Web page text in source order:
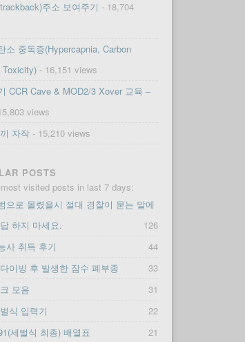
주소 보여주기 - 18,704
소 중독증(Hypercapnia, Carbon
Toxicity)- 16,151 views
CCR Cave & MOD2/3 Xover 교육 –
views
자작- 15,210 views
POSTS
visited posts in last 7 days:
으로 몰렸을시 절대 경찰이 묻는 말에
하지 마세요.
126
사 취득 후기
44
이빙 후 발생한 잠수 폐부종
33
모음
31
식 입력기
22
세벌식 최종) 배열표
21